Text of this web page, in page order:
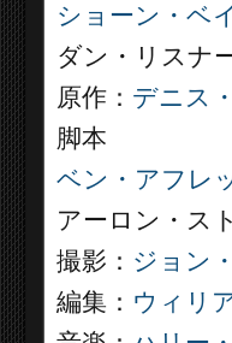
ショーン・ベ
ダン・リスナ
原作： デニス
脚本
ベン・アフレ
アーロン・ス
撮影： ジョン
編集： ウィリ